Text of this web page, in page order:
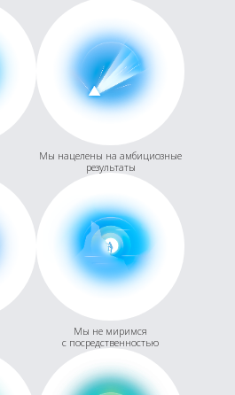
Мы нацелены на амбициозные
результаты
Мы не миримся
с посредственностью